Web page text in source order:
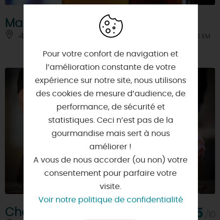
Malterie Brasserie des Carnutes
45170 - NEUVILLE-AUX-BOIS À 6 KM
Chocolaterie Alex Olivier 8,5
Pour votre confort de navigation et
l’amélioration constante de votre
expérience sur notre site, nous utilisons
des cookies de mesure d’audience, de
performance, de sécurité et
statistiques. Ceci n’est pas de la
gourmandise mais sert à nous
améliorer !
A vous de nous accorder (ou non) votre
consentement pour parfaire votre
visite.
Voir notre politique de confidentialité